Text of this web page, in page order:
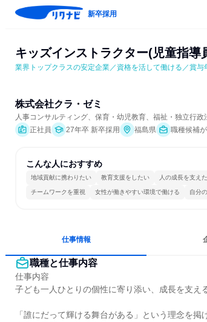
新卒採用
キッズインストラクター(児童指
業界トップクラスの安定企業／資格を活して働ける／賞与
株式会社クラ・ゼミ
人事コンサルティング、保育・幼児教育、福祉・独立行政
正社員
27年卒 新卒採用 福島県 職種候補
こんな人におすすめ
地域貢献に携わりたい 教育支援をしたい 人の成長を支え
チームワークを重視 女性が働きやすい環境で働ける 自分
仕事情報
職種と仕事内容
仕事内容
子ども一人ひとりの個性に寄り添い、成長を支え
「誰にだって輝ける舞台がある」という理念を